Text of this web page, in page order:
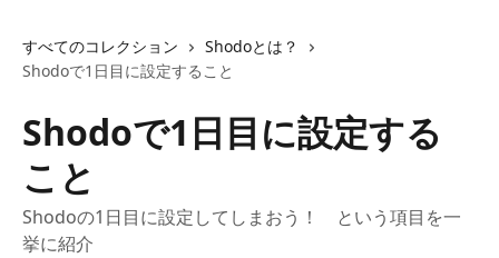
すべてのコレクション
Shodoとは？
Shodoで1日目に設定すること
Shodoで1日目に設定する
こと
Shodoの1日目に設定してしまおう！ という項目を一
挙に紹介